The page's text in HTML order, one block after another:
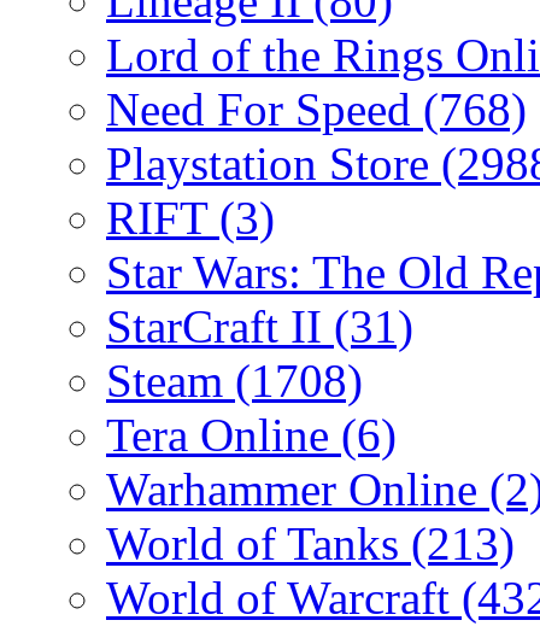
Lord of the Rings
Need For Speed (768)
Playstation Store
RIFT (3)
Star Wars: The Old
StarCraft II (31)
Steam (1708)
Tera Online (6)
Warhammer Online
World of Tanks (213)
World of Warcraft